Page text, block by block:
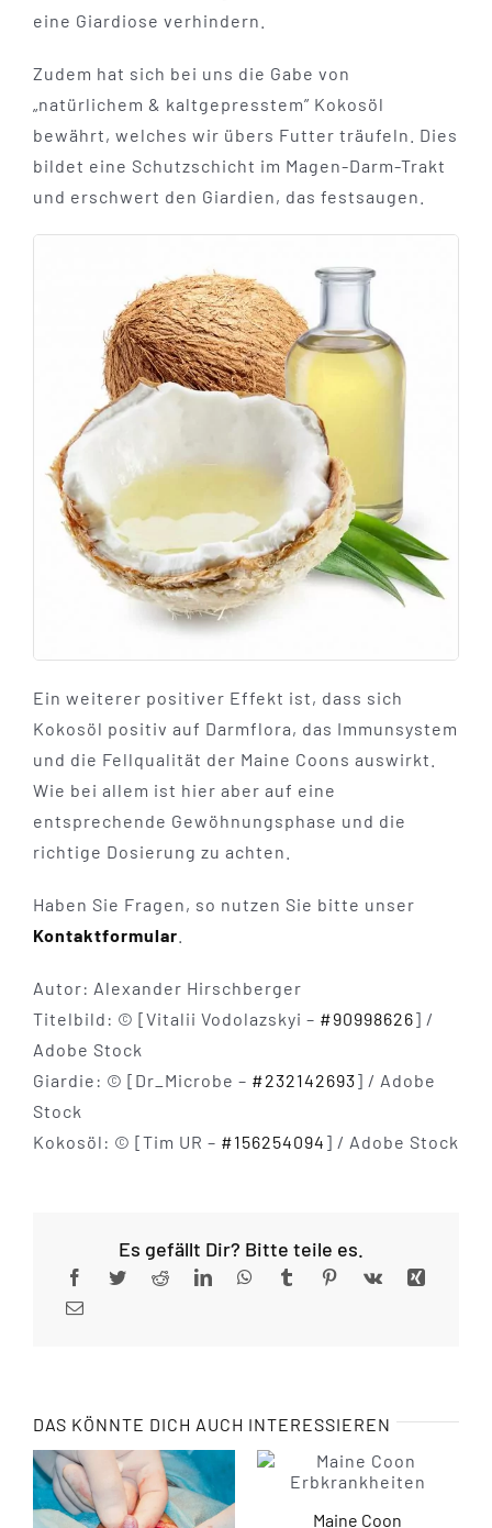
eine Giardiose verhindern.
Zudem hat sich bei uns die Gabe von
„natürlichem & kaltgepresstem” Kokosöl
bewährt, welches wir übers Futter träufeln. Dies
bildet eine Schutzschicht im Magen-Darm-Trakt
und erschwert den Giardien, das festsaugen.
Ein weiterer positiver Effekt ist, dass sich
Kokosöl positiv auf Darmflora, das Immunsystem
und die Fellqualität der Maine Coons auswirkt.
Wie bei allem ist hier aber auf eine
entsprechende Gewöhnungsphase und die
richtige Dosierung zu achten.
Haben Sie Fragen, so nutzen Sie bitte unser
Kontaktformular
Autor: Alexander Hirschberger
Titelbild: © [Vitalii Vodolazskyi – #90998626] /
Adobe Stock
Giardie: © [Dr_Microbe – #232142693] / Adobe
Stock
Kokosöl: © [Tim UR – #156254094 ] / Adobe Stock
Es gefällt Dir? Bitte teile es.
DAS KÖNNTE DICH AUCH INTERESSIEREN
Maine Coon